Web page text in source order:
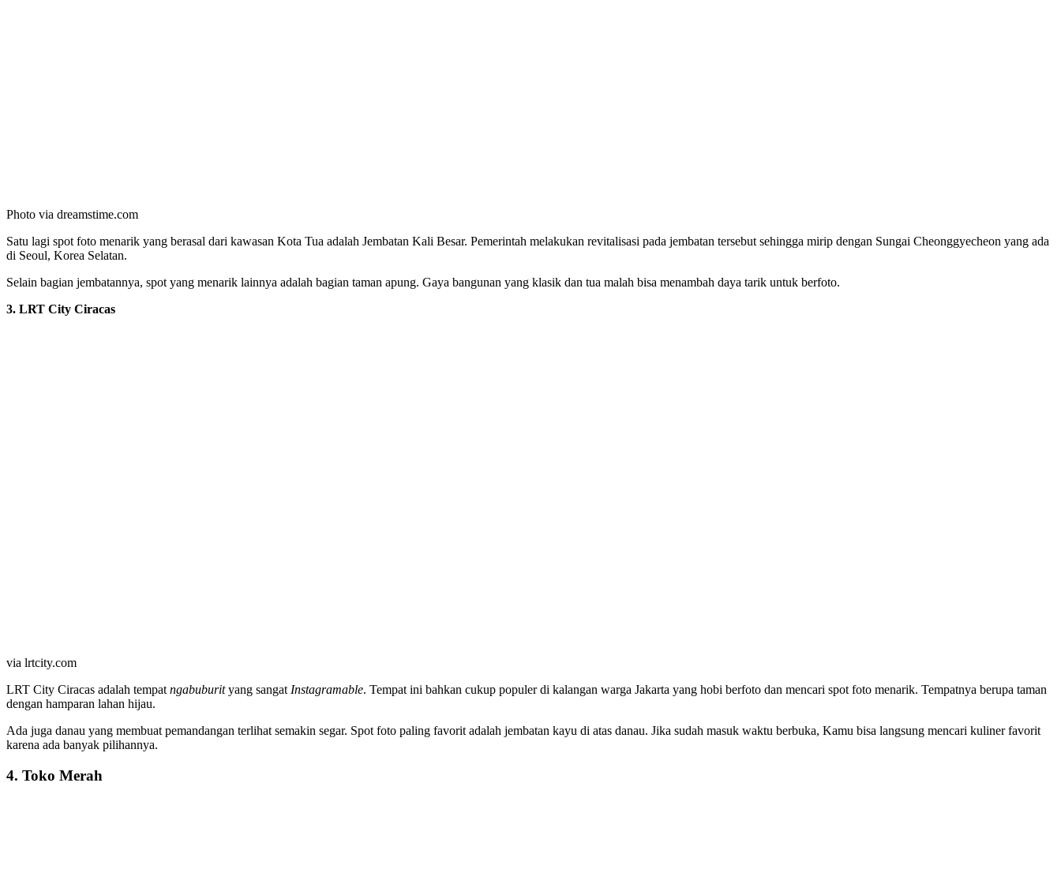
Photo via dreamstime.com
Satu lagi spot foto menarik yang berasal dari kawasan Kota Tua adalah Jembatan Kali Besar. Pemerintah melakukan revitalisasi pada jembatan tersebut sehingga mirip dengan Sungai Cheonggyecheon yang ada
di Seoul, Korea Selatan.
Selain bagian jembatannya, spot yang menarik lainnya adalah bagian taman apung. Gaya bangunan yang klasik dan tua malah bisa menambah daya tarik untuk berfoto.
3. LRT City Ciracas
via lrtcity.com
LRT City Ciracas adalah tempat ngabuburityang sangat Instagramable. Tempat ini bahkan cukup populer di kalangan warga Jakarta yang hobi berfoto dan mencari spot foto menarik. Tempatnya berupa taman
dengan hamparan lahan hijau.
Ada juga danau yang membuat pemandangan terlihat semakin segar. Spot foto paling favorit adalah jembatan kayu di atas danau. Jika sudah masuk waktu berbuka, Kamu bisa langsung mencari kuliner favorit
karena ada banyak pilihannya.
4. Toko Merah